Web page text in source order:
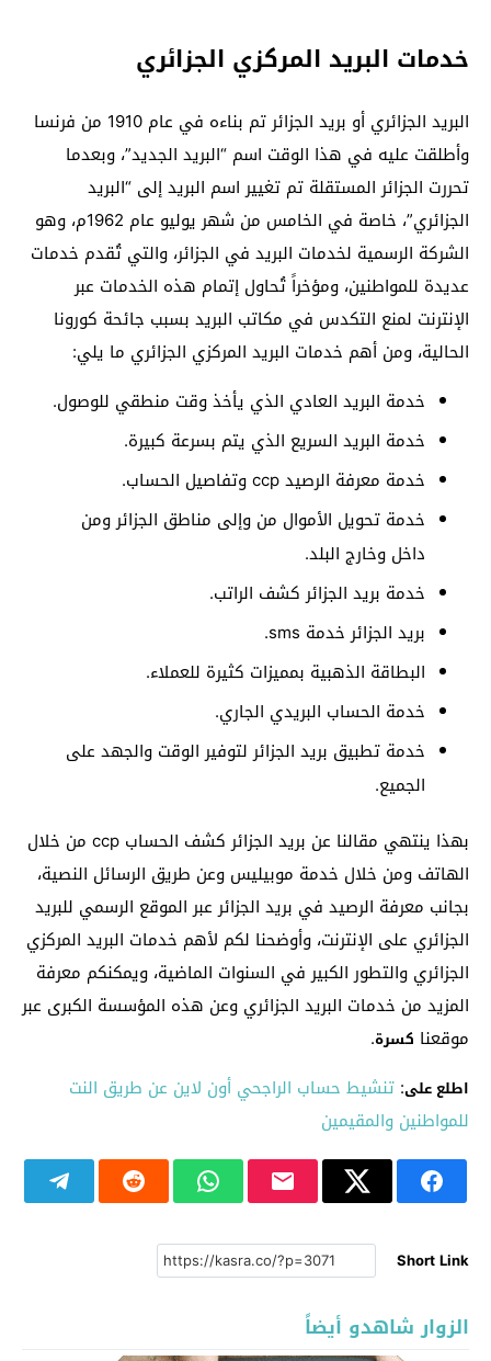
خدمات البريد المركزي الجزائري
البريد الجزائري أو بريد الجزائر تم بناءه في عام 1910 من فرنسا
وأطلقت عليه في هذا الوقت اسم “البريد الجديد”، وبعدما
تحررت الجزائر المستقلة تم تغيير اسم البريد إلى “البريد
الجزائري”، خاصة في الخامس من شهر يوليو عام 1962م، وهو
الشركة الرسمية لخدمات البريد في الجزائر، والتي تُقدم خدمات
عديدة للمواطنين، ومؤخراً تُحاول إتمام هذه الخدمات عبر
الإنترنت لمنع التكدس في مكاتب البريد بسبب جائحة كورونا
الحالية، ومن أهم خدمات البريد المركزي الجزائري ما يلي:
خدمة البريد العادي الذي يأخذ وقت منطقي للوصول.
خدمة البريد السريع الذي يتم بسرعة كبيرة.
خدمة معرفة الرصيد ccp وتفاصيل الحساب.
خدمة تحويل الأموال من وإلى مناطق الجزائر ومن
داخل وخارج البلد.
خدمة بريد الجزائر كشف الراتب.
بريد الجزائر خدمة sms.
البطاقة الذهبية بمميزات كثيرة للعملاء.
خدمة الحساب البريدي الجاري.
خدمة تطبيق بريد الجزائر لتوفير الوقت والجهد على
الجميع.
بهذا ينتهي مقالنا عن بريد الجزائر كشف الحساب ccp من خلال
الهاتف ومن خلال خدمة موبيليس وعن طريق الرسائل النصية،
بجانب معرفة الرصيد في بريد الجزائر عبر الموقع الرسمي للبريد
الجزائري على الإنترنت، وأوضحنا لكم لأهم خدمات البريد المركزي
الجزائري والتطور الكبير في السنوات الماضية، ويمكنكم معرفة
المزيد من خدمات البريد الجزائري وعن هذه المؤسسة الكبرى عبر
موقعنا كسرة.
اطلع على: تنشيط حساب الراجحي أون لاين عن طريق النت
للمواطنين والمقيمين
Short Link
الزوار شاهدو أيضاً